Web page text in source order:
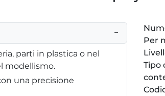
−
parti in plastica o nel
modellismo.
una precisione
Per
Tipo